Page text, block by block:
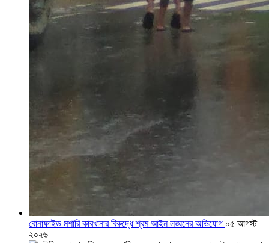
বোনাফাইড মশারি কারখানার বিরুদ্ধে শ্রম আইন লঙ্ঘনের অভিযোগ ০৫ আগস্ট
২০২৬